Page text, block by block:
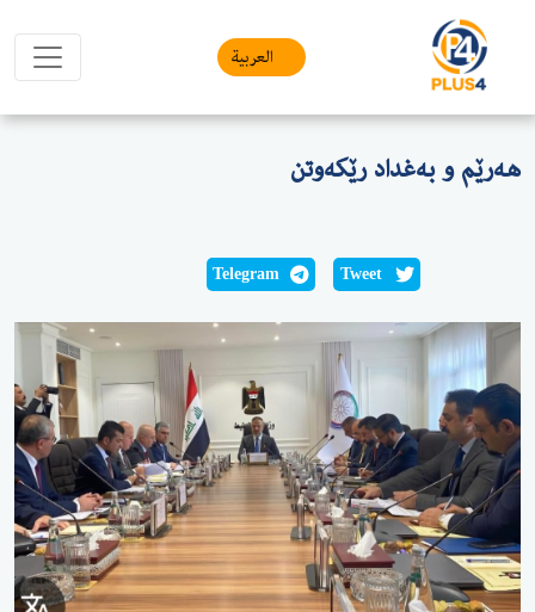
العربیة
هەرێم و بەغداد رێکەوتن
Tweet
Telegram